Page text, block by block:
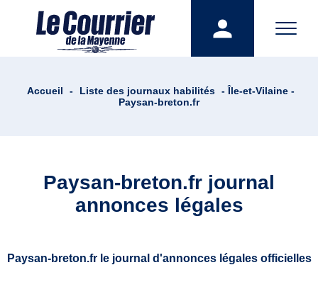
Accueil - Liste des journaux habilités - Île-et-Vilaine -
Paysan-breton.fr
Paysan-breton.fr journal
annonces légales
Paysan-breton.fr le journal d'annonces légales officielles